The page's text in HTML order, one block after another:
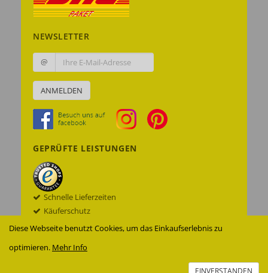
Diese Webseite benutzt Cookies, um das Einkaufserlebnis zu
optimieren. Mehr Info
EINVERSTANDEN
NEWSLETTER
@
ANMELDEN
GEPRÜFTE LEISTUNGEN
Schnelle Lieferzeiten
Käuferschutz
Datenschutz
Verschlüsselung